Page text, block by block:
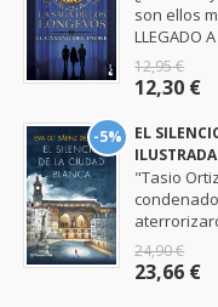
son ellos
LLEGADO
12,95 €
12,30 €
-5%
EL
"Tasio
24,90 €
23,66 €